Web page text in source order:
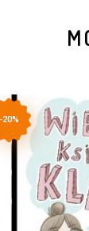
-20%